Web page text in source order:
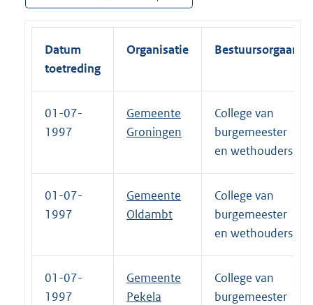
Datum
toetreding
Organisatie Bestuursorgaan
01-07-
1997
Gemeente
Groningen
College van
burgemeester
en wethouders
01-07-
1997
Gemeente
Oldambt
College van
burgemeester
en wethouders
01-07-
1997
Gemeente
Pekela
College van
burgemeester